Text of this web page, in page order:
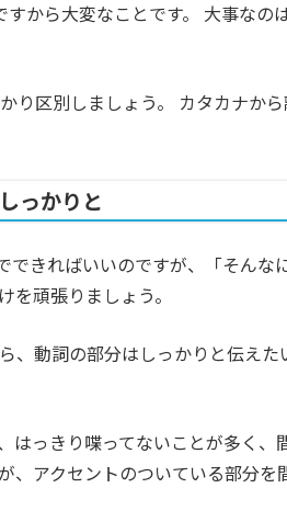
から大変なことです。 大事なの
り区別しましょう。 カタカナか
っかりと
できればいいのですが、「そんな
頑張りましょう。
、動詞の部分はしっかりと伝え
はっきり喋ってないことが多く、
、アクセントのついている部分を